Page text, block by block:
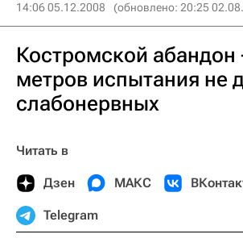
14:06 05.12.2008 (обновлено: 20:25
Костромской абандон
метров испытания не
слабонервных
Читать в
Дзен МАКС
Telegram